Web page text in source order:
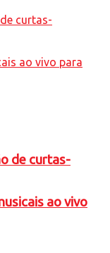
de curtas-
ao vivo